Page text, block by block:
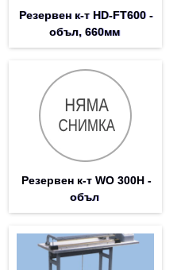
Резервен к-т HD-FT600 -
объл, 660мм
Резервен к-т WO 300H -
объл